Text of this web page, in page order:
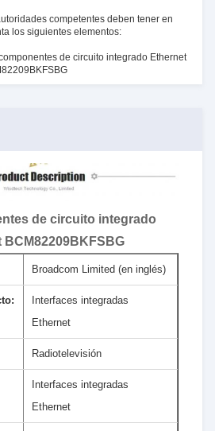
competentes deben tener en
los siguientes elementos:
de circuito integrado Ethernet
de circuito integrado
BCM82209BKFSBG
Broadcom Limited (en inglés)
Interfaces integradas
Ethernet
Radiotelevisión
Interfaces integradas
Ethernet